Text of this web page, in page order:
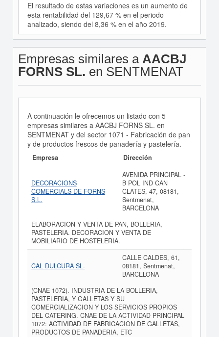
El resultado de estas variaciones es un aumento de
esta rentabilidad del 129,67 % en el periodo
analizado, siendo del 8,36 % en el año 2019.
Empresas similares a AACBJ
FORNS SL. en SENTMENAT
A continuación le ofrecemos un listado con 5
empresas similares a AACBJ FORNS SL. en
SENTMENAT y del sector 1071 - Fabricación de pan
y de productos frescos de panadería y pastelería.
Empresa Dirección
DECORACIONS
COMERCIALS DE FORNS
S.L.
AVENIDA PRINCIPAL -
B POL IND CAN
CLATES, 47, 08181,
Sentmenat,
BARCELONA
ELABORACION Y VENTA DE PAN, BOLLERIA,
PASTELERIA. DECORACION Y VENTA DE
MOBILIARIO DE HOSTELERIA.
CAL DULCURA SL.
CALLE CALDES, 61,
08181, Sentmenat,
BARCELONA
(CNAE 1072). INDUSTRIA DE LA BOLLERIA,
PASTELERIA, Y GALLETAS Y SU
COMERCIALIZACION Y LOS SERVICIOS PROPIOS
DEL CATERING. CNAE DE LA ACTIVIDAD PRINCIPAL
1072: ACTIVIDAD DE FABRICACION DE GALLETAS,
PRODUCTOS DE PANADERIA, ETC